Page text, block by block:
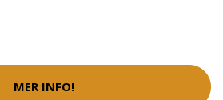
MER INFO!